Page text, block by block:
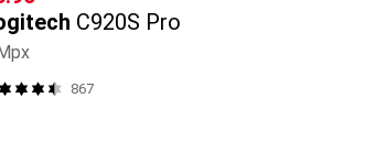
C920S Pro
867